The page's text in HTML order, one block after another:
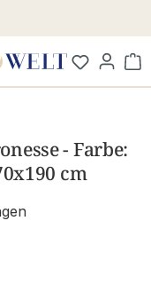
- Farbe:
cm